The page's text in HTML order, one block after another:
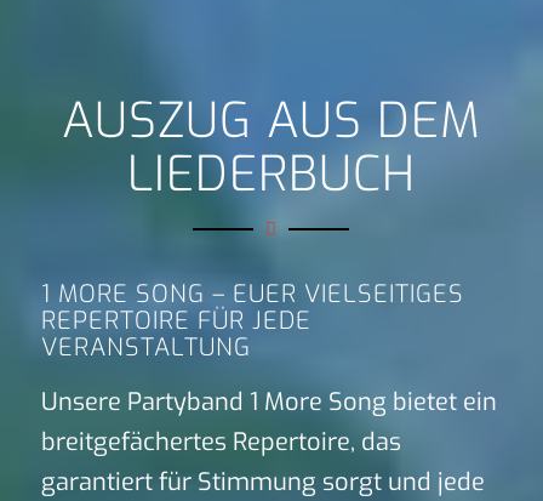
AUSZUG AUS DEM
LIEDERBUCH
1 MORE SONG – EUER VIELSEITIGES
REPERTOIRE FÜR JEDE
VERANSTALTUNG
Unsere Partyband 1 More Song bietet ein
breitgefächertes Repertoire, das
garantiert für Stimmung sorgt und jede